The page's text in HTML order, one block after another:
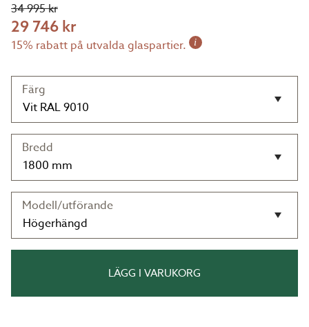
34 995 kr
29 746 kr
15% rabatt på utvalda glaspartier. i
Färg
Bredd
Modell/utförande
LÄGG I VARUKORG